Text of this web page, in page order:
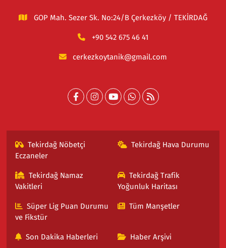
GOP Mah. Sezer Sk. No:24/B Çerkezköy / TEKİRDAĞ
+90 542 675 46 41
cerkezkoytanik@gmail.com
Tekirdağ Nöbetçi
Eczaneler
Tekirdağ Hava Durumu
Tekirdağ Namaz
Vakitleri
Tekirdağ Trafik
Yoğunluk Haritası
Süper Lig Puan Durumu
ve Fikstür
Tüm Manşetler
Son Dakika Haberleri Haber Arşivi